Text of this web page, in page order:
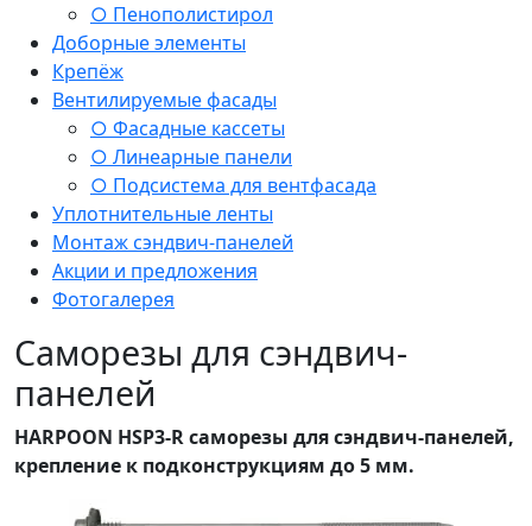
○ Пенополистирол
Доборные элементы
Крепёж
Вентилируемые фасады
○ Фасадные кассеты
○ Линеарные панели
○ Подсистема для вентфасада
Уплотнительные ленты
Монтаж сэндвич-панелей
Акции и предложения
Фотогалерея
Саморезы для сэндвич-
панелей
HARPOON HSP3-R саморезы для сэндвич-панелей,
крепление к подконструкциям до 5 мм.